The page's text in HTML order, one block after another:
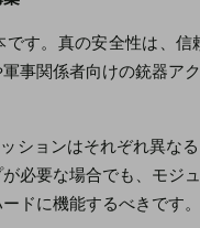
です。真の安全性は、
事関係者向けの銃器ア
ッションはそれぞれ異な
必要な場合でも、モジ
ドに機能するべきです。